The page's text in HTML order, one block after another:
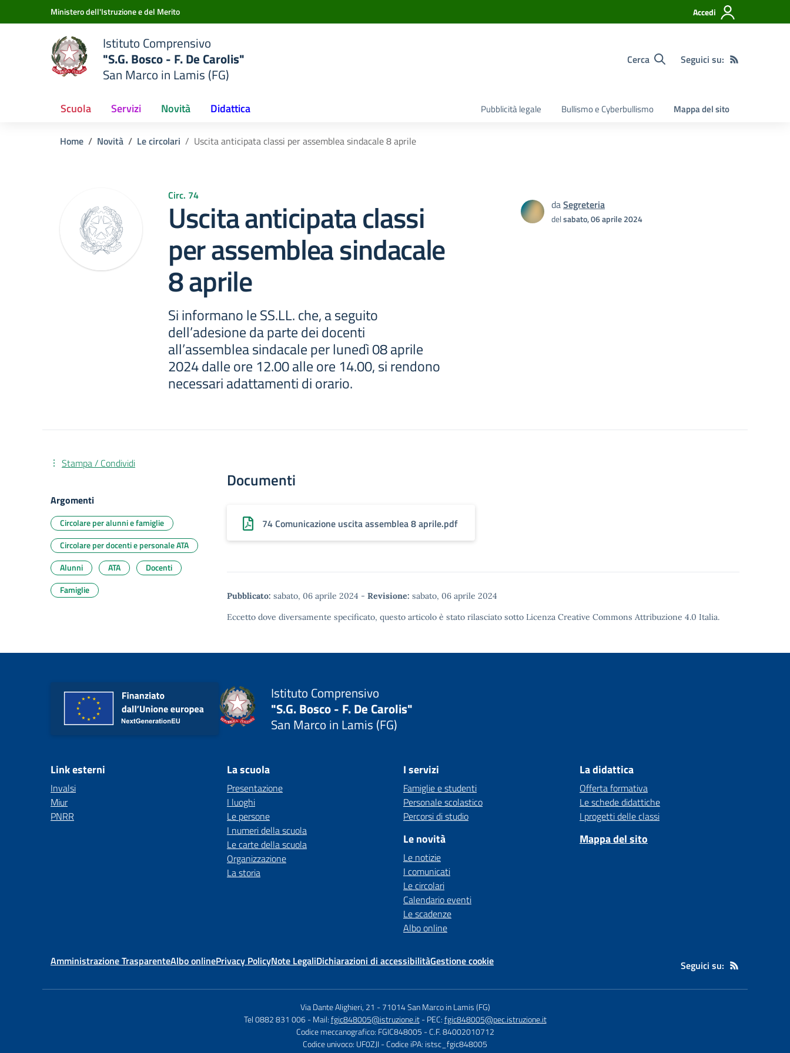
Vai ai contenuti
Vai al menu di navigazioneMinistero dell'Istruzione e del Merito Accedi
Istituto Comprensivo
"S.G. Bosco - F. De Carolis"
San Marco in Lamis (FG)
Cerca Seguici su:
Scuola Servizi Novità Didattica Pubblicità legale Bullismo e Cyberbullismo Mappa del sito
Home Novità Le circolari Uscita anticipata classi per assemblea sindacale 8 aprile
Circ. 74
Uscita anticipata classi
per assemblea sindacale
8 aprile
Si informano le SS.LL. che, a seguito
dell’adesione da parte dei docenti
all’assemblea sindacale per lunedì 08 aprile
2024 dalle ore 12.00 alle ore 14.00, si rendono
necessari adattamenti di orario.
daSegreteria
delsabato, 06 aprile 2024
Documenti
74 Comunicazione uscita assemblea 8 aprile.pdf
Pubblicato: sabato, 06 aprile 2024 - Revisione: sabato, 06 aprile 2024
Eccetto dove diversamente specificato, questo articolo è stato rilasciato sotto Licenza Creative Commons Attribuzione 4.0 Italia.
Stampa / Condividi
Argomenti
Circolare per alunni e famiglie
Circolare per docenti e personale ATA
Alunni
ATA
Docenti
Famiglie
Istituto Comprensivo
"S.G. Bosco - F. De Carolis"
San Marco in Lamis (FG)
Link esterni
Invalsi
Miur
PNRR
La scuola
Presentazione
I luoghi
Le persone
I numeri della scuola
Le carte della scuola
Organizzazione
La storia
I servizi
Famiglie e studenti
Personale scolastico
Percorsi di studio
Le novità
Le notizie
I comunicati
Le circolari
Calendario eventi
Le scadenze
Albo online
La didattica
Offerta formativa
Le schede didattiche
I progetti delle classi
Mappa del sito
Amministrazione TrasparenteAlbo onlinePrivacy PolicyNote LegaliDichiarazioni di accessibilitàGestione cookie Seguici su:
Via Dante Alighieri, 21 -71014 San Marco in Lamis (FG)
Tel 0882 831 006 - Mail:fgic848005@istruzione.it - PEC:fgic848005@pec.istruzione.it
Codice meccanografico: FGIC848005 - C.F. 84002010712
Codice univoco: UF0ZJI- Codice iPA: istsc_fgic848005